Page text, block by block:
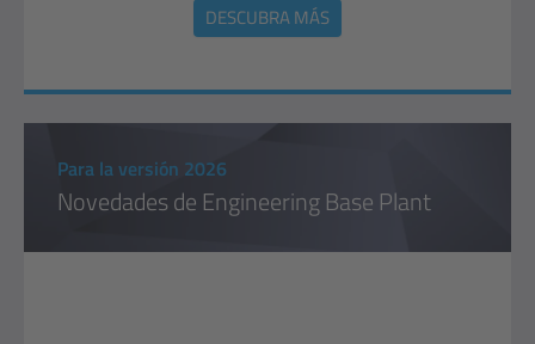
DESCUBRA MÁS
Para la versión 2026
Novedades de Engineering Base Plant